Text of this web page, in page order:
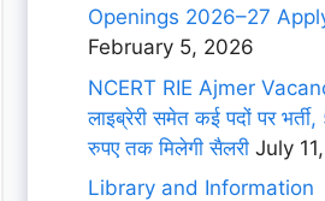
Openings 2026–27
February 5, 2026
NCERT RIE Ajmer
लाइब्रेरी समेत कई पदों पर
रुपए तक मिलेगी सैलरी July
Library and Information